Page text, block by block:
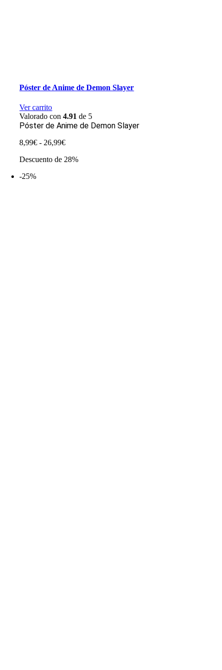
Póster de Anime de Demon Slayer
Ver carrito
Valorado con4.91 de 5
Póster de Anime de Demon Slayer
8,99€ - 26,99€Rango
precios:
Descuento de 28%
-25%